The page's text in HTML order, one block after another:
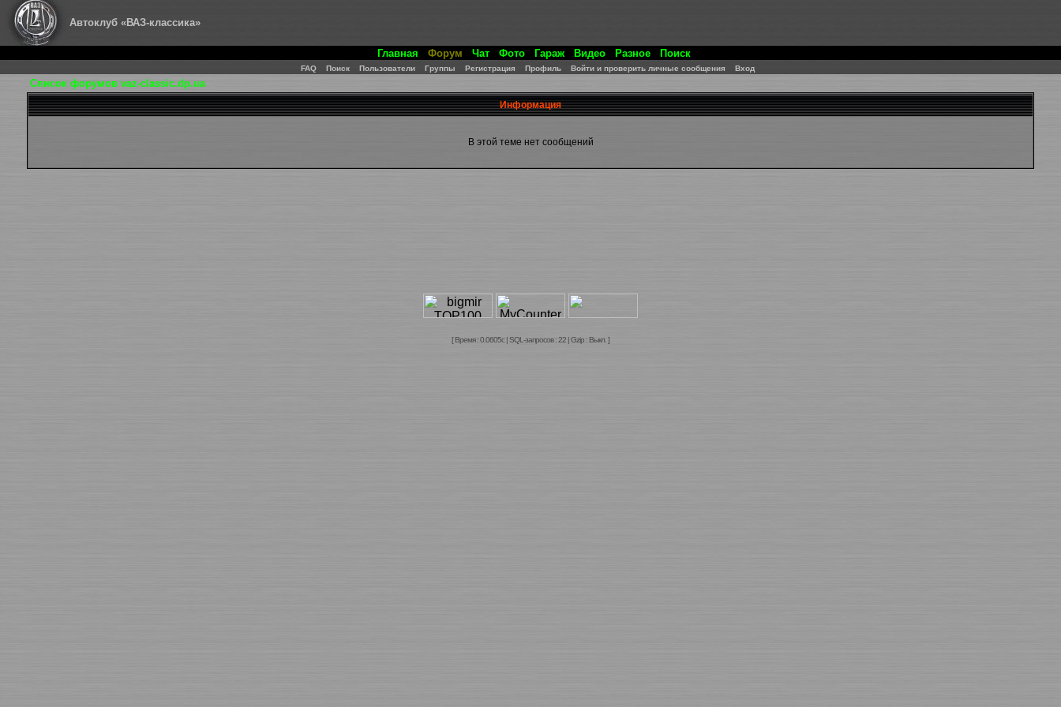
Автоклуб «ВАЗ-классика»
Главная Форум Чат Фото Гараж Видео Разное Поиск
FAQ Поиск Пользователи Группы Регистрация Профиль Войти и проверить личные сообщения Вход
Список форумов vaz-classic.dp.ua
Информация
В этой теме нет сообщений
[ Время : 0.0605с | SQL-запросов : 22 | Gzip : Выкл. ]